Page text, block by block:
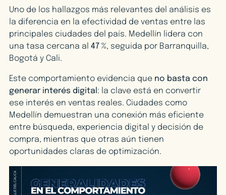
Uno de los hallazgos más relevantes del análisis es
la diferencia en la efectividad de ventas entre las
principales ciudades del país. Medellín lidera con
una tasa cercana al 47 %, seguida por Barranquilla,
Bogotá y Cali.
Este comportamiento evidencia que no basta con
generar interés digital : la clave está en convertir
ese interés en ventas reales. Ciudades como
Medellín demuestran una conexión más eficiente
entre búsqueda, experiencia digital y decisión de
compra, mientras que otras aún tienen
oportunidades claras de optimización.